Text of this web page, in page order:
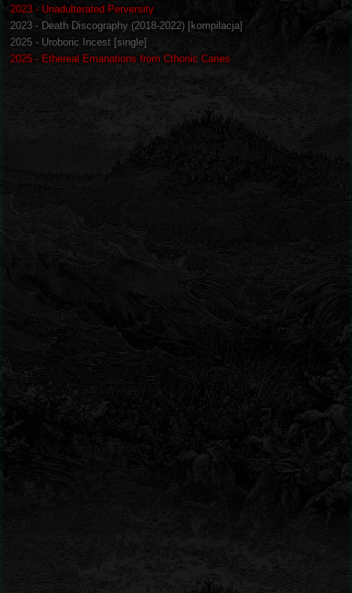
2023 - Unadulterated Perversity
2023 - Death Discography (2018-2022) [kompilacja]
2025 - Uroboric Incest [single]
2025 - Ethereal Emanations from Cthonic Caries